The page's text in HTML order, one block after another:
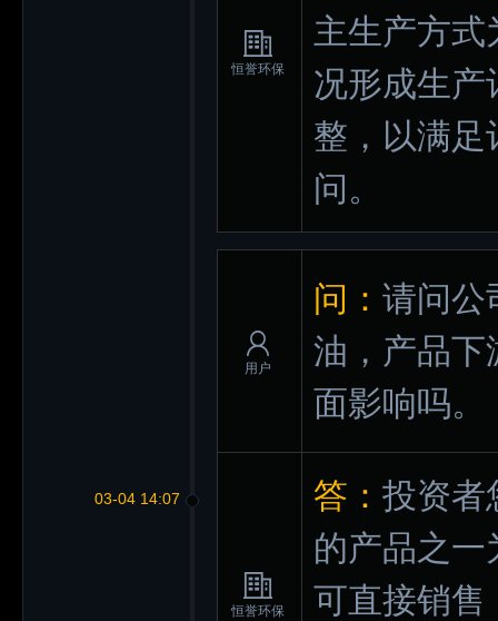
恒誉环保
主生产方式
况形成生产
整，以满足
问。
03-04 14:07
用户
问： 请问公
油，产品下
面影响吗。
恒誉环保
答： 投资者
的产品之
可直接销售